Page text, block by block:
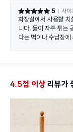
별점 5점 5 사이
화장실에서 사용할 치
니다. 물이 자주 튀는
다는 벽이나 수납장에
만족도가 높았습니다.
우선 치실 보관용으로
는 치실이 여유 있게
가격이 1,000원인데
리거나 날카로운 부
4.5점 이상 리뷰가